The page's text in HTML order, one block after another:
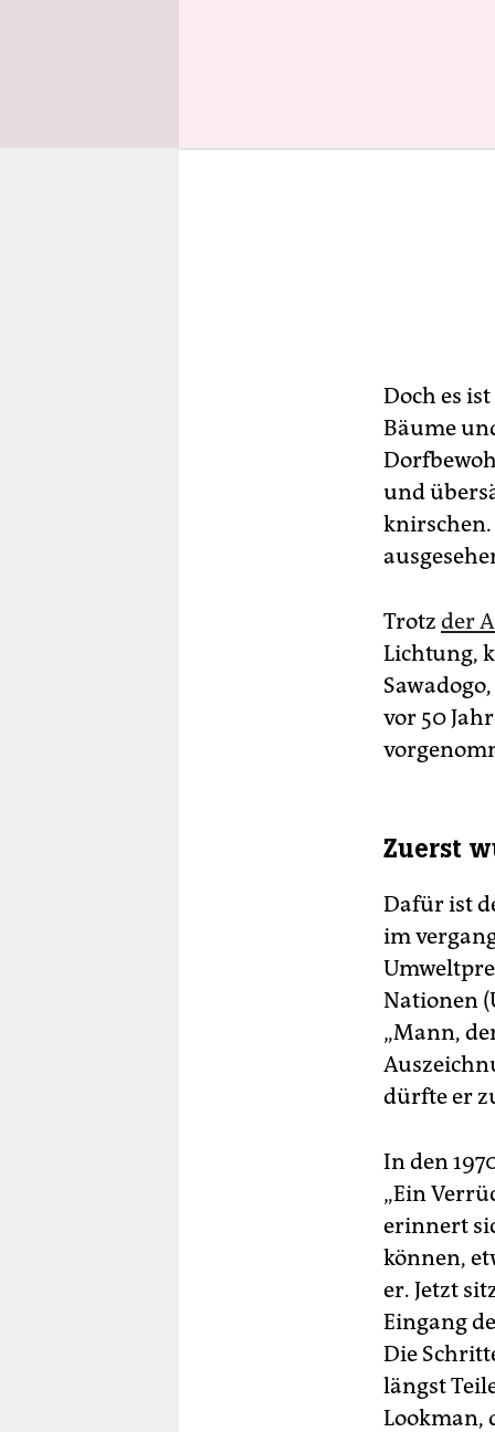
Doch es
Bäume
und
knirschen.
Trotz der
Lichtung,
vor 50
Zuerst
Dafür ist
im
Nationen
„Mann,
dürfte er
In den
„Ein
erinnert
können,
er. Jetzt
Eingang
Die
längst
Lookman,